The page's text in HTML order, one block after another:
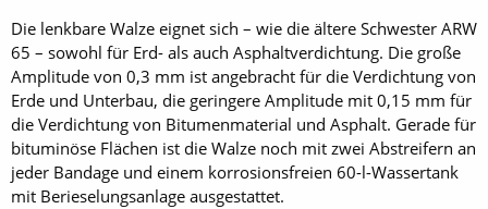
Die lenkbare Walze eignet sich – wie die ältere Schwester ARW
65 – sowohl für Erd- als auch Asphaltverdichtung. Die große
Amplitude von 0,3 mm ist angebracht für die Verdichtung von
Erde und Unterbau, die geringere Amplitude mit 0,15 mm für
die Verdichtung von Bitumenmaterial und Asphalt. Gerade für
bituminöse Flächen ist die Walze noch mit zwei Abstreifern an
jeder Bandage und einem korrosionsfreien 60-l-Wassertank
mit Berieselungsanlage ausgestattet.